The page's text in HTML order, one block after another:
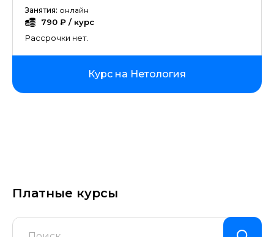
Занятия: онлайн
790 ₽ / курс
Рассрочки нет.
Курс на Нетология
Платные курсы